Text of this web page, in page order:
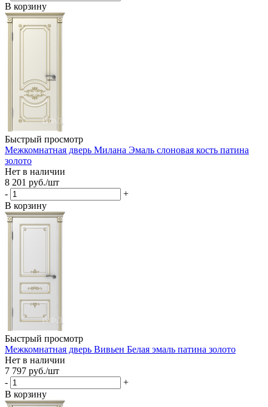
В корзину
Быстрый просмотр
Межкомнатная дверь Милана Эмаль слоновая кость патина
золото
Нет в наличии
8 201 руб./шт
-
+
В корзину
Быстрый просмотр
Межкомнатная дверь Вивьен Белая эмаль патина золото
Нет в наличии
7 797 руб./шт
-
+
В корзину